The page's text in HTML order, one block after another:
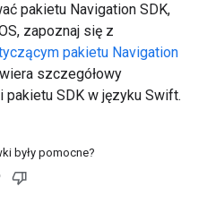
pakietu Navigation SDK,
zapoznaj się z
pakietu Navigation
szczegółowy
SDK w języku Swift.
były pomocne?